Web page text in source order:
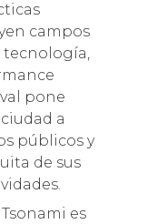
campos
tecnología,
pone
a
públicos y
de sus
es